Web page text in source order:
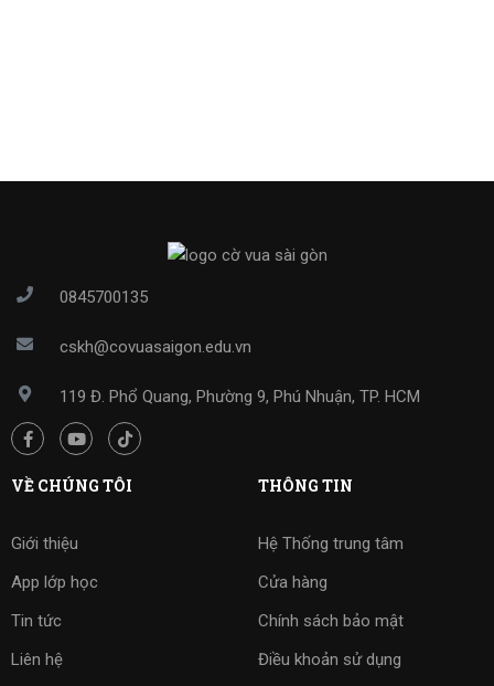
0845700135
cskh@covuasaigon.edu.vn
119 Đ. Phổ Quang, Phường 9, Phú Nhuận, TP. HCM
VỀ CHÚNG TÔI
Giới thiệu
App lớp học
Tin tức
Liên hệ
THÔNG TIN
Hệ Thống trung tâm
Cửa hàng
Chính sách bảo mật
Điều khoản sử dụng